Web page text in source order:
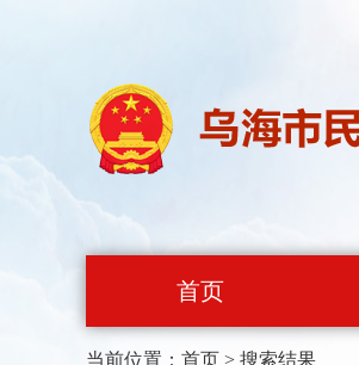
首页
当前位置： 首页 > 搜索结果